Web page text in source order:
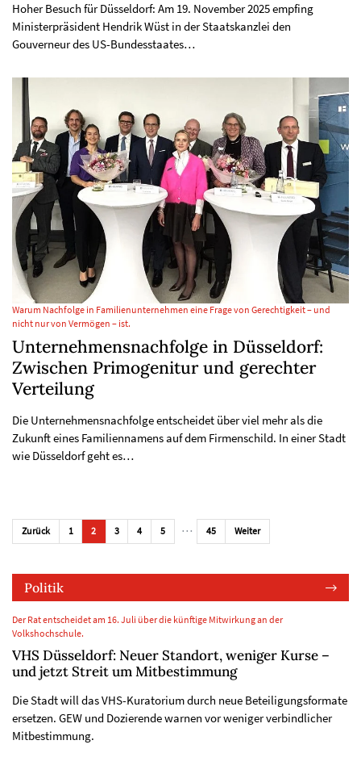
Hoher Besuch für Düsseldorf: Am 19. November 2025 empfing
Ministerpräsident Hendrik Wüst in der Staatskanzlei den
Gouverneur des US-Bundesstaates…
Warum Nachfolge in Familienunternehmen eine Frage von Gerechtigkeit – und
nicht nur von Vermögen – ist.
Unternehmensnachfolge in Düsseldorf:
Zwischen Primogenitur und gerechter
Verteilung
Die Unternehmensnachfolge entscheidet über viel mehr als die
Zukunft eines Familiennamens auf dem Firmenschild. In einer Stadt
wie Düsseldorf geht es…
Zurück 1 2 3 4 5 … 45 Weiter
Politik
Der Rat entscheidet am 16. Juli über die künftige Mitwirkung an der
Volkshochschule.
VHS Düsseldorf: Neuer Standort, weniger Kurse –
und jetzt Streit um Mitbestimmung
Die Stadt will das VHS-Kuratorium durch neue Beteiligungsformate
ersetzen. GEW und Dozierende warnen vor weniger verbindlicher
Mitbestimmung.